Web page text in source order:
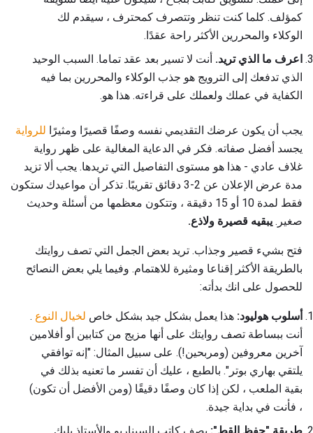
كمؤلف. كلما كنت تنظر وتتصرف كمحترف ، سيقدم لك
الوكلاء والمحررين الأكثر راحة عقدًا.
اعرف ما الذي تريد. أنت لا تسير بعد عقد تماما. السبب الوحيد
الذي تدفعك إلى الترويج هو جذب الوكلاء والمحررين بما فيه
الكفاية في عملك ولعملك على قراءته. هذا هو.
يجب أن يكون عرضك التقديمي نفسه وصفًا قصيرًا ومثيرًا للرواية
يجسد أفضل صفاته. فكر في الدعاية المغالية على ظهر رواية
غلاف عادي - هذا هو مستوى التفاصيل التي تريدها. يجب ألا تزيد
مدة عرض الإعلان عن 2-3 دقائق تقريبًا. تذكر أن مواعيدك ستكون
فقط لمدة 10 أو 15 دقيقة ، وتتكون معظمها من أسئلة وحديث
صغير. يبقيه قصيرة ولاذع.
فتح بشيء قصير وجذاب. تريد بعض الجمل التي تصف روايتك
بالطريقة الأكثر إقناعا ومثيرة للاهتمام. وفيما يلي بعض النصائح
للحصول على انك بدأته:
أسلوب هوليود: هذا يعمل بشكل جيد بشكل خاص لخيال النوع .
أنت ببساطة تصف روايتك على أنها مزيج من كتابين أو أفلامين
آخرين معروفين (ومربحين!). على سبيل المثال: "إنه توافقي
يلتقي بهاري بوتر". بالطبع ، عليك أن تفسر ما تعنيه بذلك في
بقية الملعب ، لكن إذا كان وصفًا دقيقًا (ومن الأفضل أن تكون)
، فأنت في بداية جيدة.